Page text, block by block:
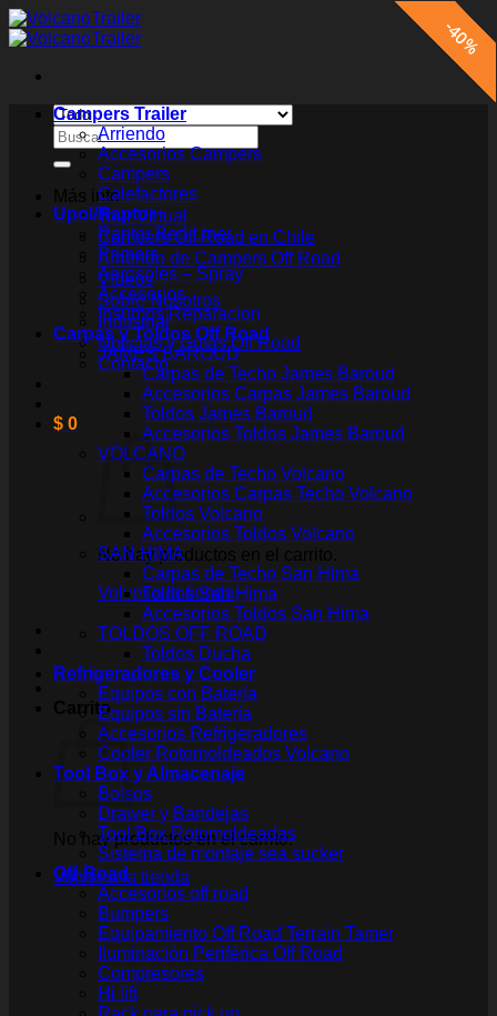
Saltar
al
Buscar
por:
Más info
Tour Virtual
Campers Off Road en Chile
Arriendo de Campers Off Road
Videos
Sobre Nosotros
Industrial
Noticias y Guías Off Road
Contacto
$ 0
No hay productos en el carrito.
Volver a la tienda
Carrito
No hay productos en el carrito.
Volver a la tienda
Campers Trailer
Arriendo
Accesorios Campers
Campers
Calefactores
Upol/Raptor
Raptor Bed Liner
Primers
Aerosoles – Spray
Accesorios
Insumos Reparacion
Carpas y Toldos Off Road
JAMES BAROUD
Carpas de Techo James Baroud
Accesorios Carpas James Baroud
Toldos James Baroud
Accesorios Toldos James Baroud
VOLCANO
Carpas de Techo Volcano
Accesorios Carpas Techo Volcano
Toldos Volcano
Accesorios Toldos Volcano
SAN HIMA
Carpas de Techo San Hima
Toldos San Hima
Accesorios Toldos San Hima
TOLDOS OFF ROAD
Toldos Ducha
Refrigeradores y Cooler
Equipos con Batería
Equipos sin Batería
Accesorios Refrigeradores
Cooler Rotomoldeados Volcano
Tool Box y Almacenaje
Bolsos
Drawer y Bandejas
Tool Box Rotomoldeadas
Sistema de montaje sea sucker
Off-Road
Accesorios off road
Bumpers
Equipamiento Off Road Terrain Tamer
Iluminación Periférica Off Road
Compresores
Hi lift
30%
30%
30%
30%
30%
30%
50%
50%
5%
30%
30%
40%